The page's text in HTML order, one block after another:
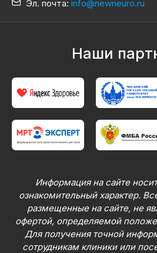
Эл. почта: info@newneuro.ru
Наши
Информация на сайте
ознакомительный характер.
размещенные на сайте, не
офертой, определяемой
Для получения точной
сотрудникам клиники или